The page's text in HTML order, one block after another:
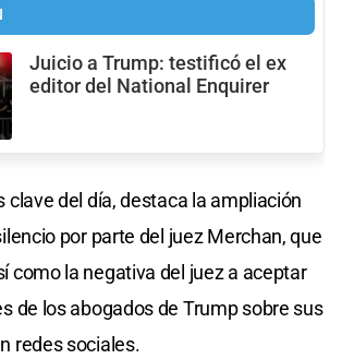
Juicio a Trump: testificó el ex
editor del National Enquirer
clave del día, destaca la ampliación
por parte del juez Merchan, que
como la negativa del juez a aceptar
de los abogados de Trump sobre sus
redes sociales.